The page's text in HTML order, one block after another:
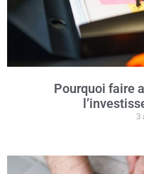
Pourquoi faire
3